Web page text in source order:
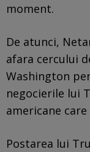
moment.
De atunci,
afara cercului
Washington
negocierile lui
americane
Postarea lui